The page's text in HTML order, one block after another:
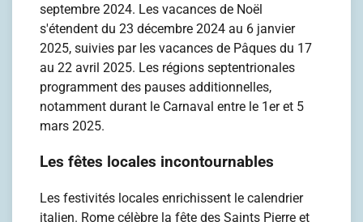
septembre 2024. Les vacances de Noël
s'étendent du 23 décembre 2024 au 6 janvier
2025, suivies par les vacances de Pâques du 17
au 22 avril 2025. Les régions septentrionales
programment des pauses additionnelles,
notamment durant le Carnaval entre le 1er et 5
mars 2025.
Les fêtes locales incontournables
Les festivités locales enrichissent le calendrier
italien. Rome célèbre la fête des Saints Pierre et